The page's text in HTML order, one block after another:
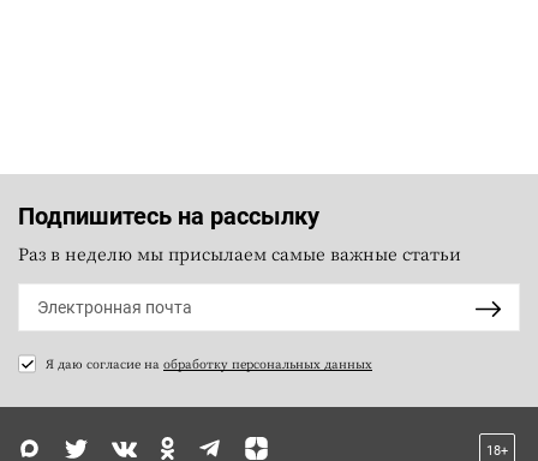
Подпишитесь на рассылку
Раз в неделю мы присылаем самые важные статьи
Я даю согласие на обработку персональных данных
18+